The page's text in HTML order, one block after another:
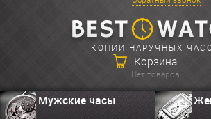
КОПИИ НАРУЧНЫХ
Корзина
Нет товаров
Мужские часы